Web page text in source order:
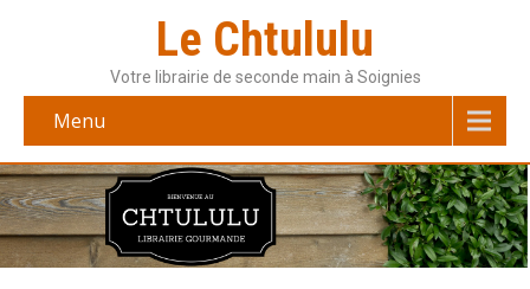
Le Chtululu
Votre librairie de seconde main à Soignies
Menu